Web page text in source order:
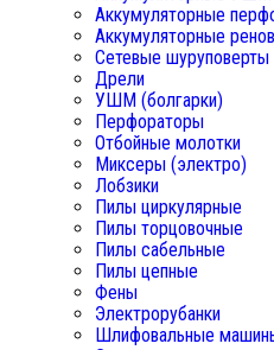
Аккумуляторные
Аккумуляторные
Сетевые шуруповерты
Дрели
УШМ (болгарки)
Перфораторы
Отбойные молотки
Миксеры (электро)
Лобзики
Пилы циркулярные
Пилы торцовочные
Пилы сабельные
Пилы цепные
Фены
Электрорубанки
Шлифовальные